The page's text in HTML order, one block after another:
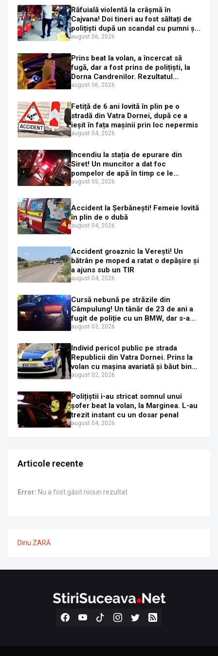
Răfuială violentă la crâșmă în
Cajvana! Doi tineri au fost săltați de
polițiști după un scandal cu pumni și
mașini distruse
august 06, 2026
Prins beat la volan, a încercat să
fugă, dar a fost prins de polițiști, la
Dorna Candrenilor. Rezultatul
etilotestului: 1,59 mg/l alcool pur în
august 06, 2026
Fetiță de 6 ani lovită în plin pe o
stradă din Vatra Dornei, după ce a
ieșit în fața mașinii prin loc nepermis
august 04, 2026
Incendiu la stația de epurare din
Siret! Un muncitor a dat foc
pompelor de apă în timp ce le
alimenta cu combustibil
august 05, 2026
Accident la Șerbănești! Femeie lovită
în plin de o dubă
august 04, 2026
Accident groaznic la Verești! Un
bătrân pe moped a ratat o depășire și
a ajuns sub un TIR
august 04, 2026
Cursă nebună pe străzile din
Câmpulung! Un tânăr de 23 de ani a
fugit de poliție cu un BMW, dar s-a
oprit într-un gard de pe strada
august 03, 2026
Individ pericol public pe strada
Republicii din Vatra Dornei. Prins la
volan cu mașina avariată și băut bine,
în plină zi
august 02, 2026
Polițiștii i-au stricat somnul unui
șofer beat la volan, la Marginea. L-au
trezit instant cu un dosar penal
august 04, 2026
Articole recente
Error: Nu a fost găsit niciun rezultat
Dinu ZARĂ